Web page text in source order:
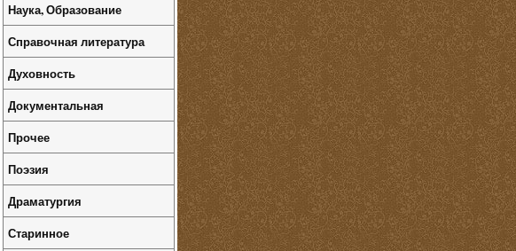
Наука, Образование
Справочная литература
Духовность
Документальная
Прочее
Поэзия
Драматургия
Старинное